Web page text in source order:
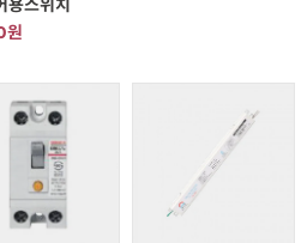
용스위치